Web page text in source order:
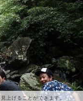
上げることができます。